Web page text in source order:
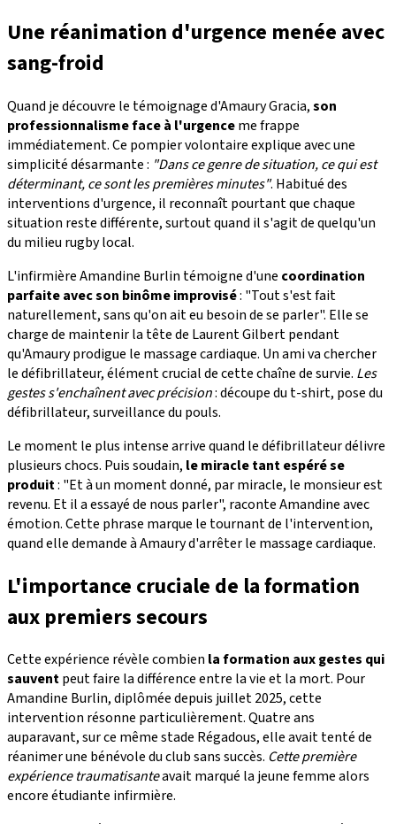
Une réanimation d'urgence menée avec
sang-froid
Quand je découvre le témoignage d'Amaury Gracia,son
professionnalisme face à l'urgenceme frappe
immédiatement. Ce pompier volontaire explique avec une
simplicité désarmante : "Dans ce genre de situation, ce qui est
déterminant, ce sont les premières minutes". Habitué des
interventions d'urgence, il reconnaît pourtant que chaque
situation reste différente, surtout quand il s'agit de quelqu'un
du milieu rugby local.
L'infirmière Amandine Burlin témoigne d'une coordination
parfaite avec son binôme improvisé: "Tout s'est fait
naturellement, sans qu'on ait eu besoin de se parler". Elle se
charge de maintenir la tête de Laurent Gilbert pendant
qu'Amaury prodigue le massage cardiaque. Un ami va chercher
le défibrillateur, élément crucial de cette chaîne de survie. Les
gestes s'enchaînent avec précision: découpe du t-shirt, pose du
défibrillateur, surveillance du pouls.
Le moment le plus intense arrive quand le défibrillateur délivre
plusieurs chocs. Puis soudain, le miracle tant espéré se
produit: "Et à un moment donné, par miracle, le monsieur est
revenu. Et il a essayé de nous parler", raconte Amandine avec
émotion. Cette phrase marque le tournant de l'intervention,
quand elle demande à Amaury d'arrêter le massage cardiaque.
L'importance cruciale de la formation
aux premiers secours
Cette expérience révèle combien la formation aux gestes qui
sauventpeut faire la différence entre la vie et la mort. Pour
Amandine Burlin, diplômée depuis juillet 2025, cette
intervention résonne particulièrement. Quatre ans
auparavant, sur ce même stade Régadous, elle avait tenté de
réanimer une bénévole du club sans succès. Cette première
expérience traumatisanteavait marqué la jeune femme alors
encore étudiante infirmière.